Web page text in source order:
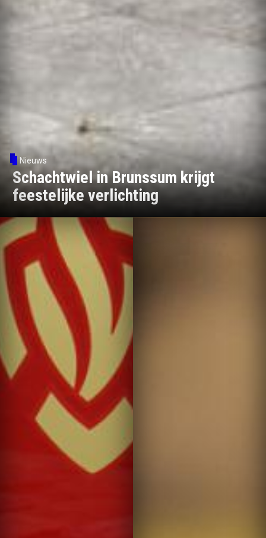
Nieuws
Schachtwiel in Brunssum krijgt
feestelijke verlichting